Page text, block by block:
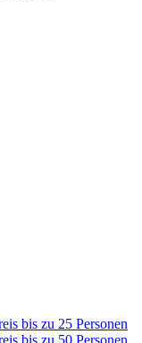
bis zu 25 Personen
bis zu 50 Personen